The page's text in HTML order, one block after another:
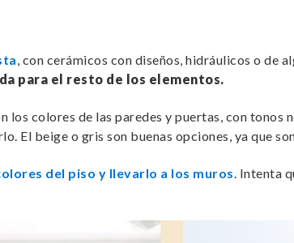
, con cerámicos con diseños, hidráulicos o de
para el resto de los elementos.
los colores de las paredes y puertas, con tonos
El beige o gris son buenas opciones, ya que
del piso y llevarlo a los muros. Intenta